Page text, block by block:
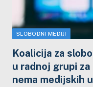
SLOBODNI MEDIJI
Koalicija za
u radnoj grupi
nema medijskih